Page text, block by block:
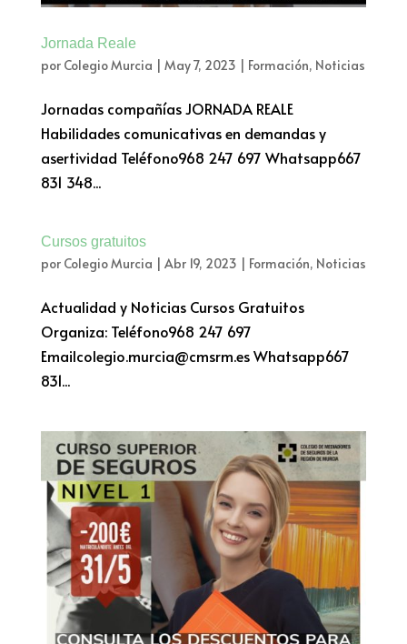
Jornada Reale
por Colegio Murcia | May 7, 2023 | Formación, Noticias
Jornadas compañías JORNADA REALE
Habilidades comunicativas en demandas y
asertividad Teléfono968 247 697 Whatsapp667
831 348...
Cursos gratuitos
por Colegio Murcia | Abr 19, 2023 | Formación, Noticias
Actualidad y Noticias Cursos Gratuitos
Organiza: Teléfono968 247 697
Emailcolegio.murcia@cmsrm.es Whatsapp667
831...